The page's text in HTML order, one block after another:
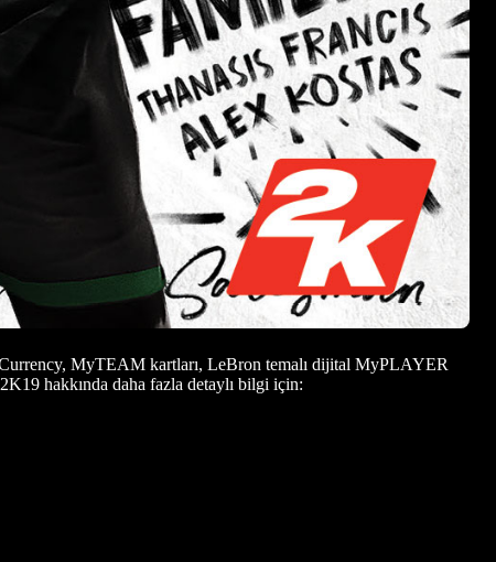
MyTEAM kartları, LeBron temalı dijital MyPLAYER
hakkında daha fazla detaylı bilgi için: